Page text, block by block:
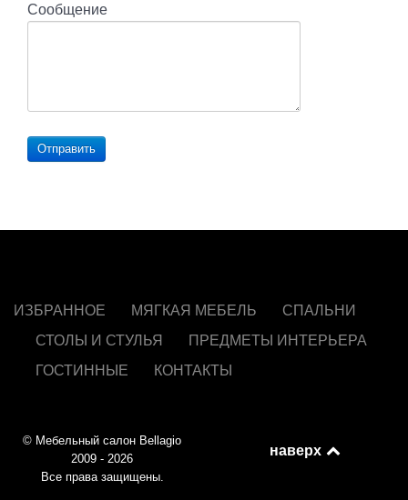
Сообщение
Отправить
ИЗБРАННОЕ МЯГКАЯ МЕБЕЛЬ
СПАЛЬНИ
СТОЛЫ И СТУЛЬЯ
ПРЕДМЕТЫ ИНТЕРЬЕРА
ГОСТИННЫЕ
КОНТАКТЫ
© Мебельный салон Bellagio
2009 - 2026
Все права защищены.
наверх